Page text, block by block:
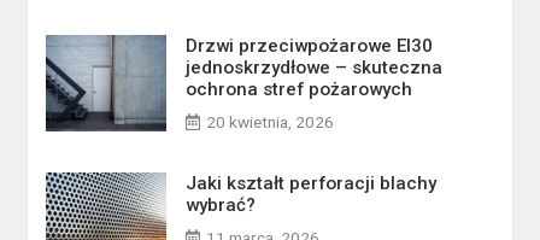
Drzwi przeciwpożarowe EI30
jednoskrzydłowe – skuteczna
ochrona stref pożarowych
20 kwietnia, 2026
Jaki kształt perforacji blachy
wybrać?